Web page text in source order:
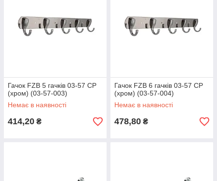
Гачок FZB 5 гачків 03-57 CP
(хром) (03-57-003)
Немає в наявності
414,20 ₴
Гачок FZB 6 гачків 03-57 CP
(хром) (03-57-004)
Немає в наявності
478,80 ₴